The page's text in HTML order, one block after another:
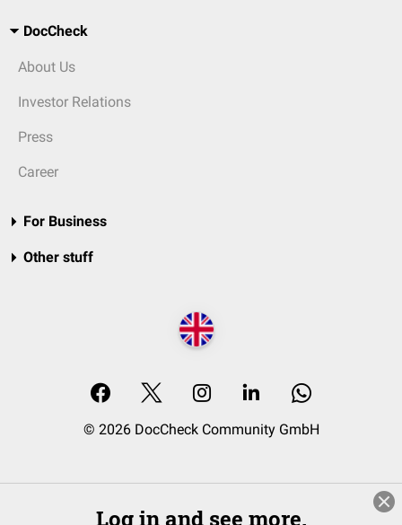
DocCheck
About Us
Investor Relations
Press
Career
For Business
Other stuff
© 2026 DocCheck Community GmbH
Log in and see more.